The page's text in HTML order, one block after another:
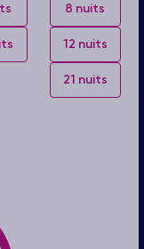
8 nuits
12 nuits
21 nuits